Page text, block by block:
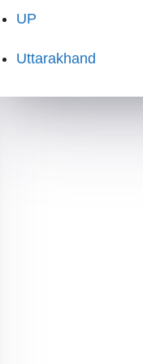
UP
Uttarakhand